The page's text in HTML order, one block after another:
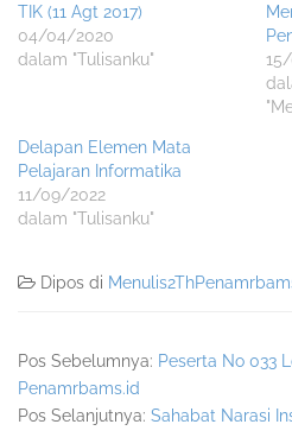
TIK (11 Agt 2017)
04/04/2020
dalam "Tulisanku"
Delapan Elemen Mata
Pelajaran Informatika
11/09/2022
dalam "Tulisanku"
Dipos di
Pos Sebelumnya: Peserta No 033
Penamrbams.id
Pos Selanjutnya: Sahabat Narasi